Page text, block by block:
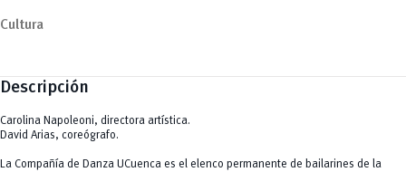
Cultura
Descripción
Carolina Napoleoni, directora artística.
David Arias, coreógrafo.
La Compañía de Danza UCuenca es el elenco permanente de bailarines de la